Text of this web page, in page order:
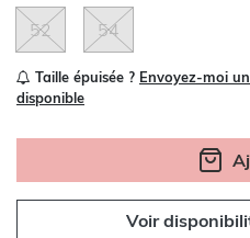
52 54
Taille épuisée ? Envoyez-moi
disponible
Voir